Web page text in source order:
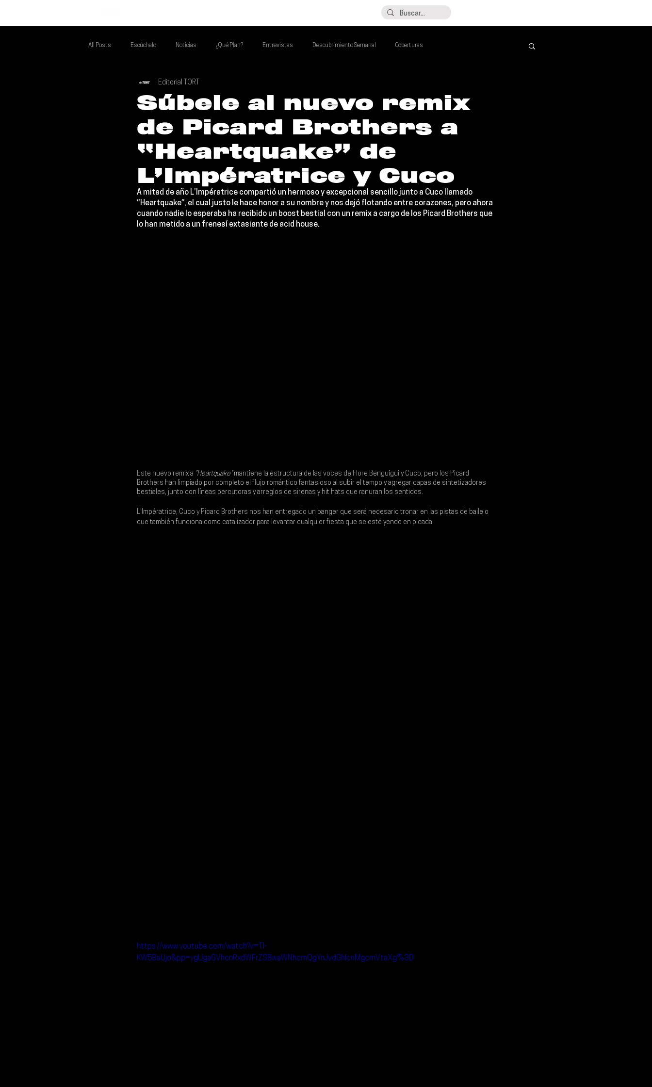
All Posts Escúchalo Noticias ¿Qué Plan? Entrevistas Descubrimiento Semanal Coberturas
Si Te Gusta... Te Recomendamos A...
Poder Latino Que Descubrir Mejores de la Semana Talento Mexa Semanal Álbumes de la Semana
Súbele al nuevo remix
de Picard Brothers a
“Heartquake” de
L’Impératrice y Cuco
Editorial TORT
A mitad de año L’Impératrice compartió un hermoso y excepcional sencillo junto a Cuco
llamado
“Heartquake”, el cual justo le hace honor a su nombre y nos dejó flotando entre corazones, pero ahora
cuando nadie lo esperaba ha recibido un boost bestial con un remix a cargo de los Picard Brothers que
lo han metido a un frenesí extasiante de acid house.
Este nuevo remix a “Heartquake” mantiene la estructura de las voces de Flore Benguigui y Cuco, pero los Picard
Brothers han limpiado por completo el flujo romántico fantasioso al subir el tempo y agregar capas de sintetizadores
bestiales, junto con líneas percutoras y arreglos de sirenas y hit hats que ranuran los sentidos.
L'Impératrice, Cuco y Picard Brothers nos han entregado un banger que será necesario tronar en las pistas de baile o
que también funciona como catalizador para levantar cualquier fiesta que se esté yendo en picada.
https://www.youtube.com/watch?v=Tl-
KW5BaUjo&pp=ygUgaGVhcnRxdWFrZSBwaWNhcmQgYnJvdGhlcnMgcmVtaXg%3D